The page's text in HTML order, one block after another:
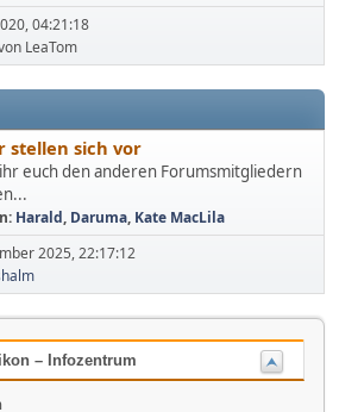
04:21:18
LeaTom
stellen sich vor
euch den anderen Forumsmitgliedern
Harald, Daruma, Kate MacLila
2025, 22:17:12
– Infozentrum